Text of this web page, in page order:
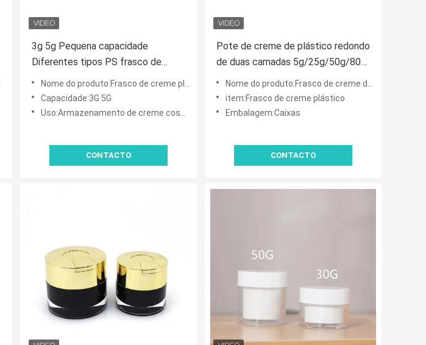
3g 5g Pequena capacidade
Diferentes tipos PS frasco de
creme de plástico recipiente de
amostra adequado
Nome do produto:Frasco de creme plástico PS de pequena capacidade
Capacidade:3G 5G
Uso:Armazenamento de creme cosmético
CONTACTO
Pote de creme de plástico redondo
de duas camadas 5g/25g/50g/80g
para produtos de cuidados com a
pele e beleza
Nome do produto:Frasco de creme de bola redonda de camada dupla
item:Frasco de creme plástico
Embalagem:Caixas
CONTACTO